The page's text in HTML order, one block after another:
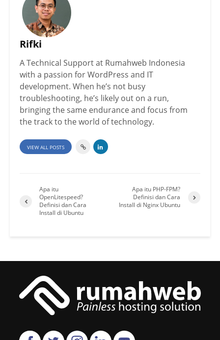
Rifki
A Technical Support at Rumahweb Indonesia
with a passion for WordPress and IT
development. When he’s not busy
troubleshooting, he’s likely out on a run,
bringing the same endurance and focus from
the track to the world of technology.
VIEW ALL POSTS
Apa itu
OpenLitespeed?
Definisi dan Cara
Install di Ubuntu
Apa itu PHP-FPM?
Definisi dan Cara
Install di Nginx Ubuntu